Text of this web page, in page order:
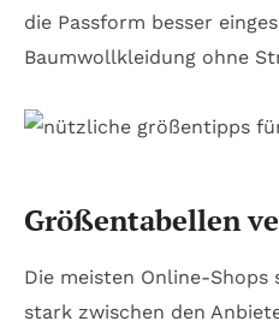
die Passform besser
Baumwollkleidung ohne
Größentabellen
Die meisten Online-
stark zwischen den